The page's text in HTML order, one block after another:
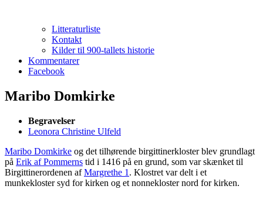
Litteraturliste
Kontakt
Kilder til 900-tallets historie
Kommentarer
Facebook
Maribo Domkirke
Begravelser
Leonora Christine Ulfeld
Maribo Domkirke og det tilhørende birgittinerkloster blev grundlagt
på Erik af Pommerns tid i 1416 på en grund, som var skænket til
Birgittinerordenen afMargrethe 1 . Klostret var delt i et
munkekloster syd for kirken og et nonnekloster nord for kirken.